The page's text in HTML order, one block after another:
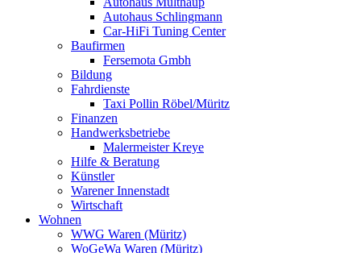
Autohaus Schlingmann
Car-HiFi Tuning Center
Baufirmen
Fersemota Gmbh
Bildung
Fahrdienste
Taxi Pollin Röbel/Müritz
Finanzen
Handwerksbetriebe
Malermeister Kreye
Hilfe & Beratung
Künstler
Warener Innenstadt
Wirtschaft
Wohnen
WWG Waren (Müritz)
WoGeWa Waren (Müritz)